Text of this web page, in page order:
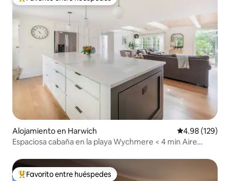
Favorito entre huéspedes preferido
Alojamiento en Harwich Calificación
4.98 (129)
Espaciosa cabaña en la playa Wychmere < 4 min Aire
Favorito entre huéspedes preferido
Favorito entre huéspedes